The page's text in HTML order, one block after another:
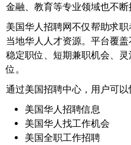
金融、教育等专业领域也不断
美国华人招聘网不仅帮助求
当地华人人才资源。平台覆
稳定职位、短期兼职机会、
位。
通过美国招聘中心，用户可以
美国华人招聘信息
美国华人找工作机会
美国全职工作招聘